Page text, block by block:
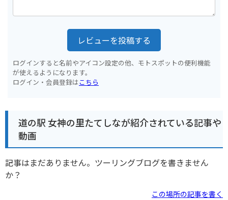
レビューを投稿する
ログインすると名前やアイコン設定の他、モトスポットの便利機能
が使えるようになります。
ログイン・会員登録はこちら
道の駅 女神の里たてしなが紹介されている記事や
動画
記事はまだありません。ツーリングブログを書きません
か？
この場所の記事を書く